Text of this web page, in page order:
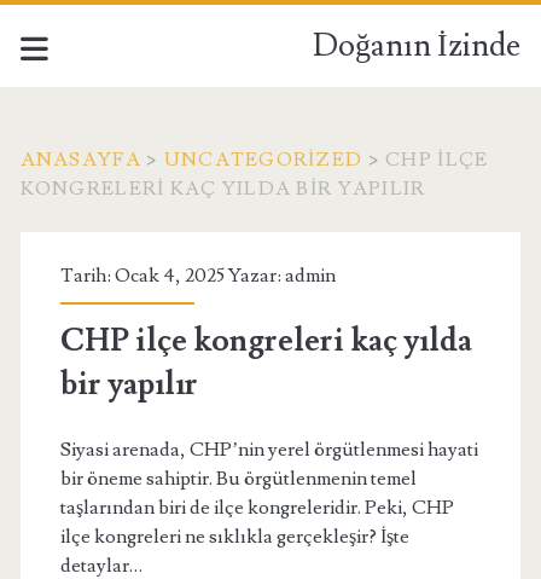
Doğanın İzinde
ANASAYFA > UNCATEGORIZED > CHP ILÇE
KONGRELERI KAÇ YILDA BIR YAPILIR
Tarih: Ocak 4, 2025 Yazar: admin
CHP ilçe kongreleri kaç yılda
bir yapılır
Siyasi arenada, CHP’nin yerel örgütlenmesi hayati
bir öneme sahiptir. Bu örgütlenmenin temel
taşlarından biri de ilçe kongreleridir. Peki, CHP
ilçe kongreleri ne sıklıkla gerçekleşir? İşte
detaylar…